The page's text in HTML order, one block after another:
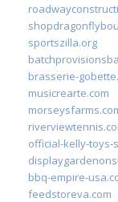
sportszilla.org
brasserie-
musicrearte.com
official-kelly-toys-
bbq-empire-
feedstoreva.com